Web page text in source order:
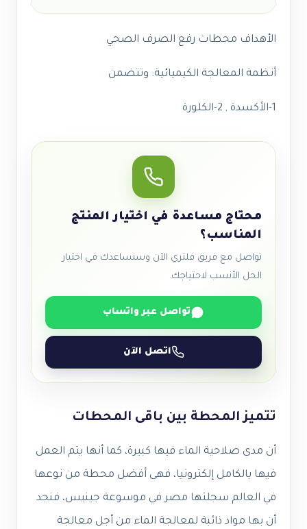
الأهداف محطات رفع الصرف الصحي
أنظمة المعالجة الكيميائية: وتتضمن
1-الأكسدة , 2-الكلورة
محتاج مساعدة في اختيار المنتج
المناسب؟
تواصل مع فريق فلتري الآن وسنساعدك في اختيار
الحل الأنسب لاحتياجك.
تواصل عبر واتساب
اتصل الآن
تتميز المحطة بين باقى المحطات
أن مدى صلاحية الماء فيها كبيرة، كما أنها يتم العمل
فيها بالكامل إلكترونيا، فهى أفضل محطة من نوعها
في العالم سجلتها مصر في موسوعة جينيس، فنجد
أن بها مواد ذائبة لمعالجة الماء من أجل معالجة